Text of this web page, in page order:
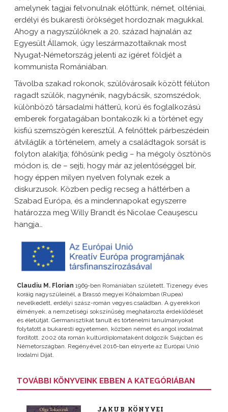
amelynek tagjai felvonulnak előttünk, német, olténiai,
erdélyi és bukaresti örökséget hordoznak magukkal.
Ahogy a nagyszülőknek a 20. század hajnalán az
Egyesült Államok, úgy leszármazottaiknak most
Nyugat-Németország jelenti az ígéret földjét a
kommunista Romániában.
Távolba szakad rokonok, szülővárosaik között félúton
ragadt szülők, nagynénik, nagybácsik, szomszédok,
különböző társadalmi hátterű, korú és foglalkozású
emberek forgatagában bontakozik ki a történet egy
kisfiú szemszögén keresztül. A felnőttek párbeszédein
átviláglik a történelem, amely a családtagok sorsát is
folyton alakítja; főhősünk pedig – ha mégoly ösztönös
módon is, de – sejti, hogy már az jelentőséggel bír,
hogy éppen milyen nyelven folynak ezek a
diskurzusok. Közben pedig recseg a háttérben a
Szabad Európa, és a mindennapokat egyszerre
határozza meg Willy Brandt és Nicolae Ceauşescu
hangja…
Claudiu M. Florian 1969-ben Romániában született. Tizenegy éves
koráig nagyszüleinél, a Brassó megyei Kőhalomban (Rupea)
nevelkedett, erdélyi szász-román vegyes családban. A gyerekkori
élmények, a nemzetiségi sokszínűség meghatározta érdeklődését
és életútját. Germanisztikát tanult és történelmi tanulmányokat
folytatott a bukaresti egyetemen, közben német és angol irodalmat
fordított. 2002 óta román kultúrdiplomataként dolgozik Svájcban és
Németországban. Regényével 2016-ban elnyerte az Európai Unió
Irodalmi Díját.
TOVÁBBI KÖNYVEINK EBBEN A KATEGÓRIÁBAN
JAKUB KÖNYVEI